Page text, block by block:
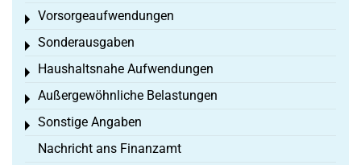
Vorsorgeaufwendungen
Toggle menu
Sonderausgaben
Toggle menu
Haushaltsnahe Aufwendungen
Toggle menu
Außergewöhnliche Belastungen
Toggle menu
Sonstige Angaben
Toggle menu
Nachricht ans Finanzamt